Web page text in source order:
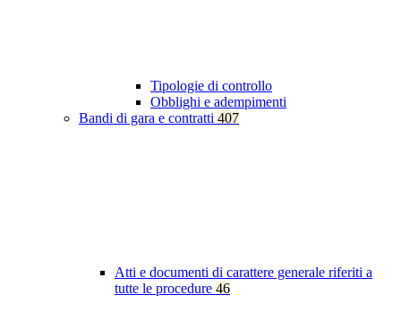
Tipologie di controllo
Obblighi e adempimenti
Bandi di gara e contratti 407
Atti e documenti di carattere generale riferiti a
tutte le procedure 46